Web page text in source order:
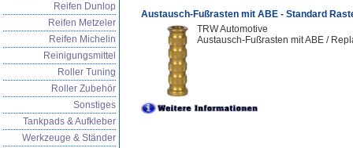
Reifen Dunlop
Reifen Metzeler
Reifen Michelin
Reinigungsmittel
Roller Tuning
Roller Zubehör
Sonstiges
Tankpads & Aufkleber
Werkzeuge & Ständer
Austausch-Fußrasten mit ABE - Standard
TRW Automotive
Austausch-Fußrasten mit ABE /